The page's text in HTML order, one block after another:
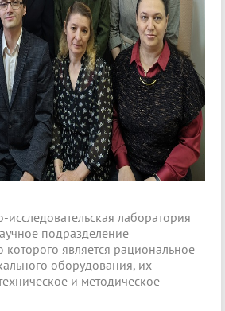
исследовательская лаборатория
подразделение
которого является рациональное
оборудования, их
и методическое